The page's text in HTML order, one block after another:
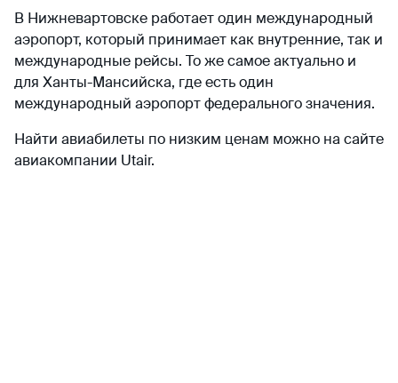
В Нижневартовске работает один международный
аэропорт, который принимает как внутренние, так и
международные рейсы. То же самое актуально и
для Ханты-Мансийска, где есть один
международный аэропорт федерального значения.
Найти авиабилеты по низким ценам можно на сайте
авиакомпании Utair.